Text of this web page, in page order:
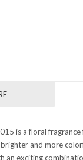
is a floral
and more
an exciting